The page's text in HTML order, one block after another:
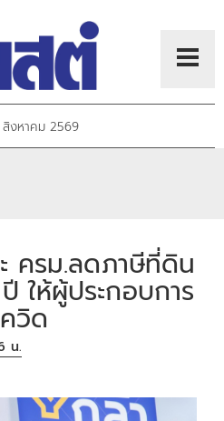
งหาคม 2569
ครม.ลดภาษีที่ดิน
ให้ผู้ประกอบการ
วิด
น.